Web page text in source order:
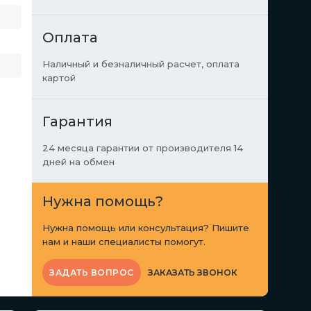
Оплата
Наличный и безналичный расчет, оплата
картой
Гарантия
24 месяца гарантии от производителя 14
дней на обмен
Нужна помощь?
Нужна помощь или консультация? Пишите
нам и наши специалисты помогут.
ЗАДАТЬ ВОПРОС ЗАКАЗАТЬ ЗВОНОК